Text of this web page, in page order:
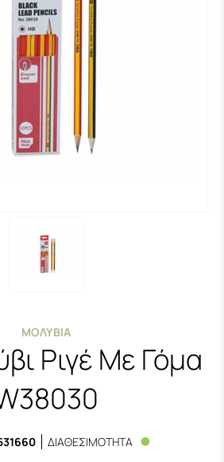
ΜΟΛΎΒΙΑ
Ριγέ Με Γόμα
ΔΙΑΘΕΣΙΜΟΤΗΤΑ